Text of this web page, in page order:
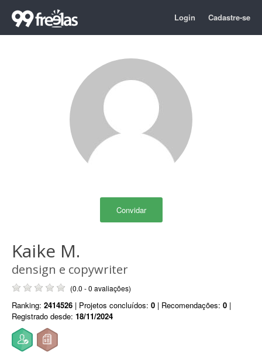
Login Cadastre-se
Convidar
Kaike M.
densign e copywriter
(0.0 - 0 avaliações)
Ranking: 2414526 | Projetos concluídos: 0 | Recomendações: 0 |
Registrado desde: 18/11/2024